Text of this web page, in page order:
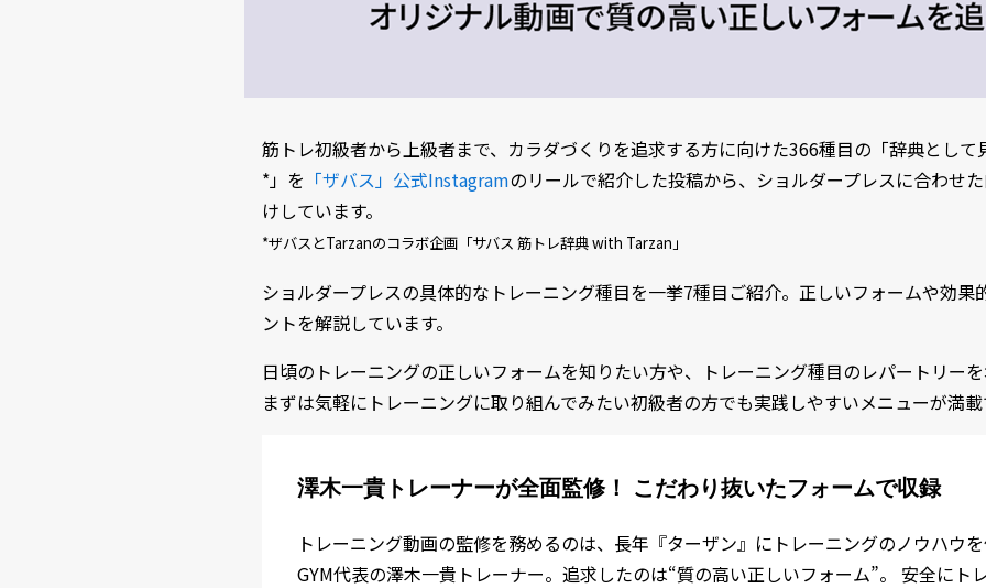
筋トレ初級者から上級者まで、カラダづくりを追求する方に向けた366種目の「辞典とし
*」を 「ザバス」公式Instagramのリールで紹介した投稿から、ショルダープレスに合わせ
けしています。
*ザバスとTarzanのコラボ企画「サバス 筋トレ辞典 with Tarzan」
ショルダープレスの具体的なトレーニング種目を一挙7種目ご紹介。正しいフォームや効果
ントを解説しています。
日頃のトレーニングの正しいフォームを知りたい方や、トレーニング種目のレパートリー
まずは気軽にトレーニングに取り組んでみたい初級者の方でも実践しやすいメニューが満
澤木一貴トレーナーが全面監修！ こだわり抜いたフォームで収録
トレーニング動画の監修を務めるのは、長年『ターザン』にトレーニングのノウハウ
GYM代表の澤木一貴トレーナー。追求したのは“質の高い正しいフォーム”。 安全にト